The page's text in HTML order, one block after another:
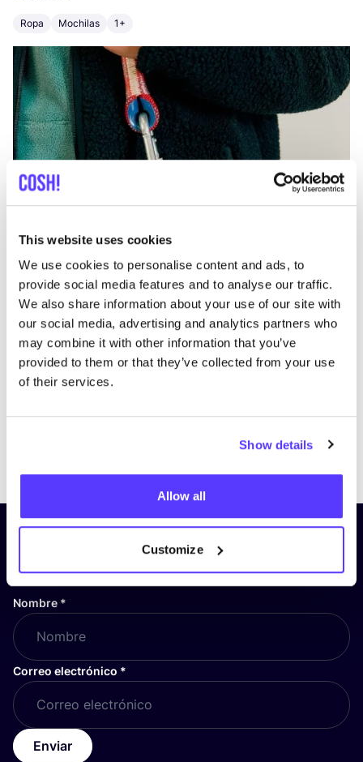
This website uses cookies
We use cookies to personalise content and ads, to
provide social media features and to analyse our traffic.
We also share information about your use of our site with
our social media, advertising and analytics partners who
may combine it with other information that you’ve
provided to them or that they’ve collected from your use
of their services.
Show details
Allow all
Customize
Ropa Mochilas 1+
PreviousNext
¡Suscríbete a nuestro boletín
y mantente informado!
Nombre *
Correo electrónico *
Enviar